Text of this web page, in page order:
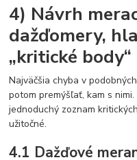
4) Návrh
dažďomery,
„kritické body“
Najväčšia chyba v
potom premýšľať, kam s
jednoduchý zoznam
užitočné.
4.1 Dažďové